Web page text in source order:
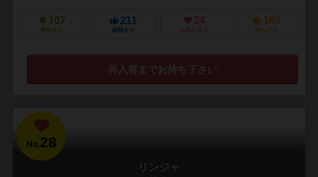
107
興味あり
211
経験あり
24
お気に入り
163
持ってる
再入荷までお待ち下さい
No.28
リンジャ